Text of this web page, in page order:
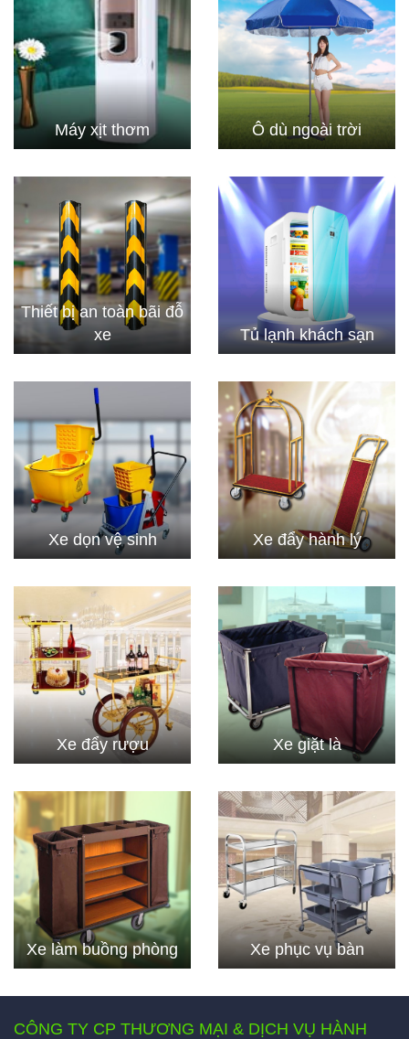
Máy xịt thơm Ô dù ngoài trời
Thiết bị an toàn bãi đỗ
xe
Tủ lạnh khách sạn
Xe dọn vệ sinh Xe đẩy hành lý
Xe đẩy rượu Xe giặt là
Xe làm buồng phòng Xe phục vụ bàn
CÔNG TY CP THƯƠNG MẠI & DỊCH VỤ HÀNH